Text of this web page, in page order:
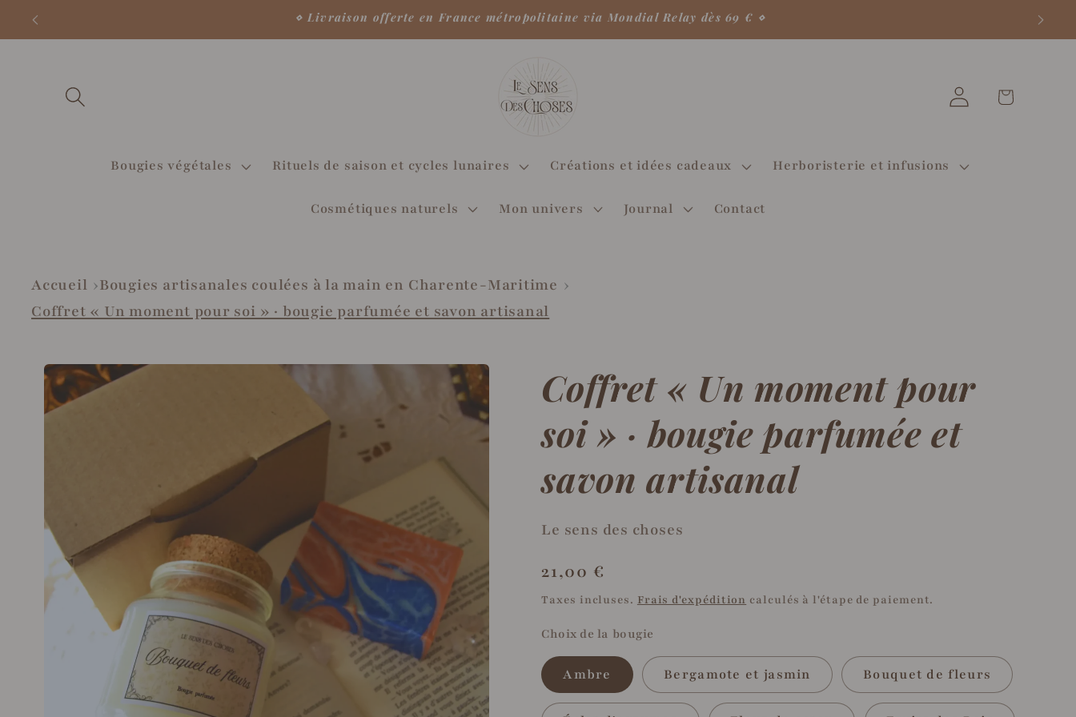
passer
au
⋄ Livraison offerte en France métropolitaine via Mondial Relay dès 69 € ⋄
Bougies végétales Rituels de saison et cycles lunaires Créations et idées cadeaux Herboristerie et infusions
Cosmétiques naturels Mon univers Journal Contact
Connexion panier
Accueil
Bougies artisanales coulées à la main en Charente-Maritime
Coffret « Un moment pour soi » · bougie parfumée et savon artisanal
Passer aux
informations
produits
Coffret « Un moment pour
soi » · bougie parfumée et
savon artisanal
Le sens des choses
Prix
habituel
21,00 €
Taxes incluses. Frais d'expédition calculés à l'étape de paiement.
Choix de la bougie
Ambre Bergamote et jasmin Bouquet de fleurs